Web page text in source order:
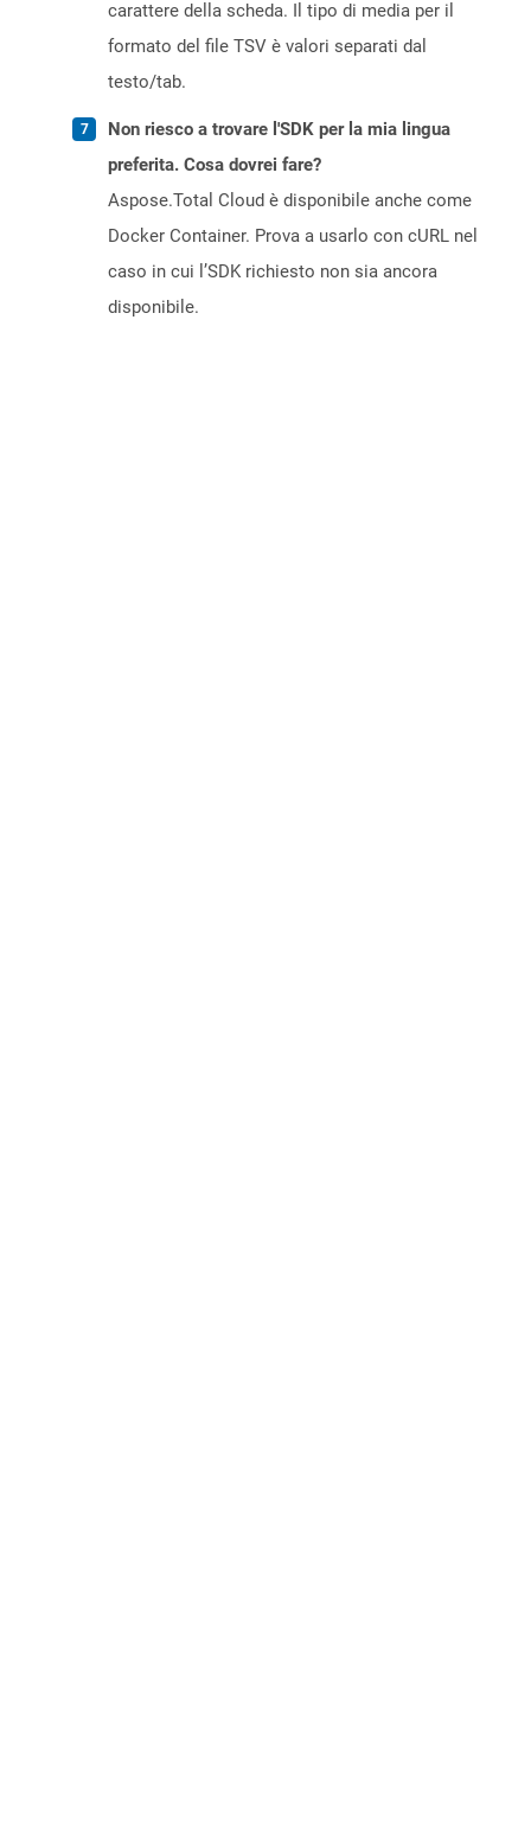
carattere della scheda. Il tipo di media per il
formato del file TSV è valori separati dal
testo/tab.
Non riesco a trovare l'SDK per la mia lingua
preferita. Cosa dovrei fare?
Aspose.Total Cloud è disponibile anche come
Docker Container. Prova a usarlo con cURL nel
caso in cui l’SDK richiesto non sia ancora
disponibile.